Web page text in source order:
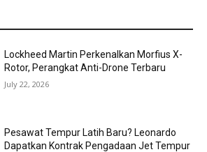
Lockheed Martin Perkenalkan Morfius X-
Rotor, Perangkat Anti-Drone Terbaru
July 22, 2026
Pesawat Tempur Latih Baru? Leonardo
Dapatkan Kontrak Pengadaan Jet Tempur